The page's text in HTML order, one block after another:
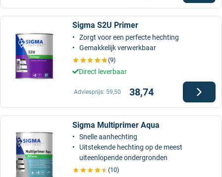
Sigma S2U Primer
Zorgt voor een perfecte hechting
Gemakkelijk verwerkbaar
(9)
Direct leverbaar
38,74
Adviesprijs: 59,50
Sigma Multiprimer Aqua
Snelle aanhechting
Uitstekende hechting op de meest
uiteenlopende ondergronden
(10)